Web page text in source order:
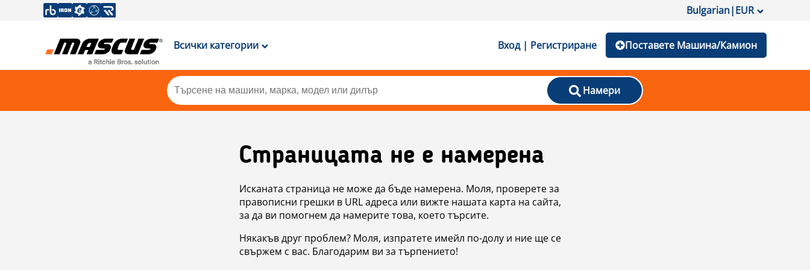
Bulgarian|EUR
Всички категории Вход | Регистриране Поставете Машина/Камион
Намери
Страницата не е намерена
Исканата страница не може да бъде намерена. Моля, проверете за
правописни грешки в URL адреса или вижте нашата карта на сайта,
за да ви помогнем да намерите това, което търсите.
Някакъв друг проблем? Моля, изпратете имейл по-долу и ние ще се
свържем с вас. Благодарим ви за търпението!